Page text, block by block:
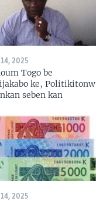
2025
Togo be
ke, Politikitonw
seben kan
2025